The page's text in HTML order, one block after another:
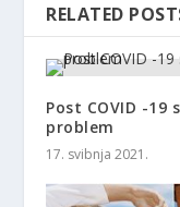
RELATED
Post COVID -
problem
17. svibnja 2021.